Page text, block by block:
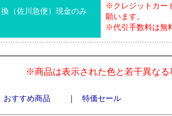
（佐川急便）現金のみ
※クレジットカー
願います。
※代引手数料は無
※商品は表示された色と若干異な
おすすめ商品 ｜ 特価セール